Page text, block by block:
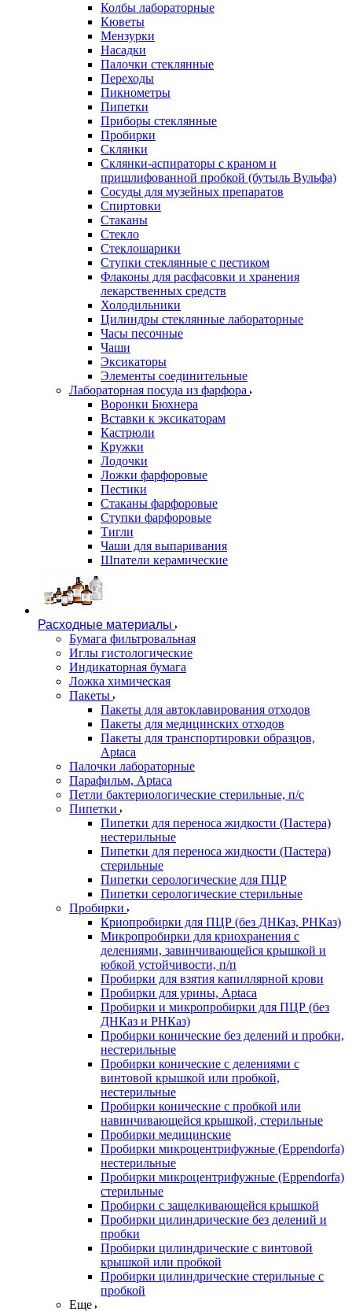
Колбы лабораторные
Кюветы
Мензурки
Насадки
Палочки стеклянные
Переходы
Пикнометры
Пипетки
Приборы стеклянные
Пробирки
Склянки
Склянки-аспираторы с краном и
пришлифованной пробкой (бутыль Вульфа)
Сосуды для музейных препаратов
Спиртовки
Стаканы
Стекло
Стеклошарики
Ступки стеклянные с пестиком
Флаконы для расфасовки и хранения
лекарственных средств
Холодильники
Цилиндры стеклянные лабораторные
Часы песочные
Чаши
Эксикаторы
Элементы соединительные
Лабораторная посуда из фарфора
Воронки Бюхнера
Вставки к эксикаторам
Кастрюли
Кружки
Лодочки
Ложки фарфоровые
Пестики
Стаканы фарфоровые
Ступки фарфоровые
Тигли
Чаши для выпаривания
Шпатели керамические
Расходные материалы
Бумага фильтровальная
Иглы гистологические
Индикаторная бумага
Ложка химическая
Пакеты
Пакеты для автоклавирования отходов
Пакеты для медицинских отходов
Пакеты для транспортировки образцов,
Aptaca
Палочки лабораторные
Парафильм, Aptaca
Петли бактериологические стерильные, п/с
Пипетки
Пипетки для переноса жидкости (Пастера)
нестерильные
Пипетки для переноса жидкости (Пастера)
стерильные
Пипетки серологические для ПЦР
Пипетки серологические стерильные
Пробирки
Криопробирки для ПЦР (без ДНКаз, РНКаз)
Микропробирки для криохранения с
делениями, завинчивающейся крышкой и
юбкой устойчивости, п/п
Пробирки для взятия капиллярной крови
Пробирки для урины, Aptaca
Пробирки и микропробирки для ПЦР (без
ДНКаз и РНКаз)
Пробирки конические без делений и пробки,
нестерильные
Пробирки конические с делениями с
винтовой крышкой или пробкой,
нестерильные
Пробирки конические с пробкой или
навинчивающейся крышкой, стерильные
Пробирки медицинские
Пробирки микроцентрифужные (Eppendorfа)
нестерильные
Пробирки микроцентрифужные (Eppendorfа)
стерильные
Пробирки с защелкивающейся крышкой
Пробирки цилиндрические без делений и
пробки
Пробирки цилиндрические с винтовой
крышкой или пробкой
Пробирки цилиндрические стерильные с
пробкой
Еще